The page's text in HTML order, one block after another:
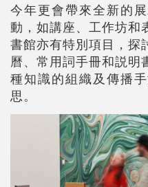
今年更會帶來全新的
動，如講座、工作坊和
書館亦有特別項目，探
曆、常用詞手冊和説明
種知識的組織及傳播
思。